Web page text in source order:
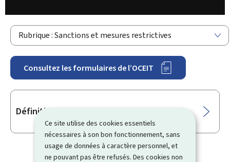
Ce site utilise des cookies essentiels
nécessaires à son bon fonctionnement, sans
usage de données à caractère personnel, et
ne pouvant pas être refusés. Des cookies non
Rubrique : Sanctions et mesures restrictives
Consultez les formulaires de l’OCEIT
Sous-
rubriques
Définition des mesures restrictives